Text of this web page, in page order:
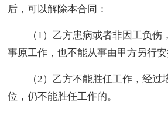
后，可以解除本合同：
（1）乙方患病或者非因工负伤
事原工作，也不能从事由甲方另行安
（2）乙方不能胜任工作，经
位，仍不能胜任工作的。